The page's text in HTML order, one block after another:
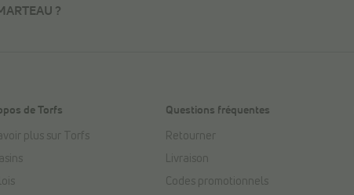
?
de Torfs
plus sur Torfs
Questions fréquentes
Retourner
Livraison
Codes promotionnels